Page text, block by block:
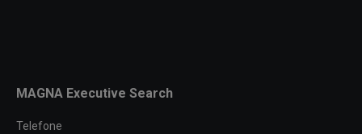
MAGNA Executive Search
Telefone